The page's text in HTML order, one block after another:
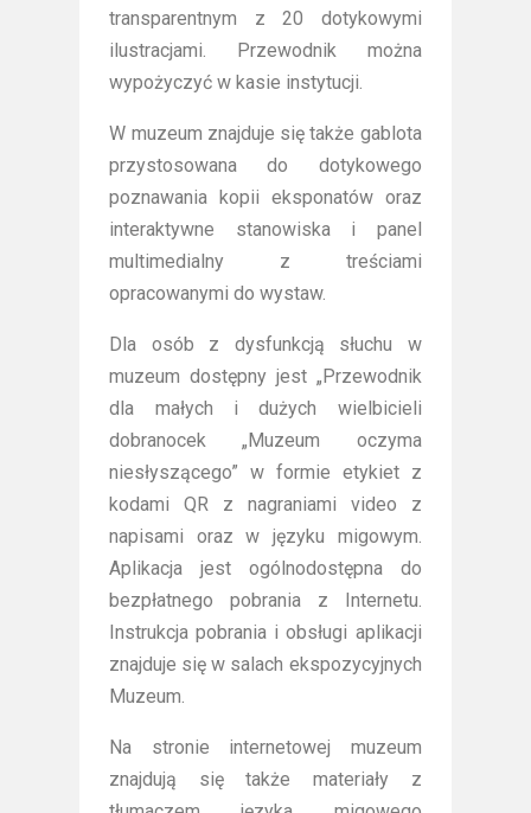
transparentnym z 20 dotykowymi
ilustracjami. Przewodnik można
wypożyczyć w kasie instytucji.
W muzeum znajduje się także gablota
przystosowana do dotykowego
poznawania kopii eksponatów oraz
interaktywne stanowiska i panel
multimedialny z treściami
opracowanymi do wystaw.
Dla osób z dysfunkcją słuchu w
muzeum dostępny jest „Przewodnik
dla małych i dużych wielbicieli
dobranocek „Muzeum oczyma
niesłyszącego” w formie etykiet z
kodami QR z nagraniami video z
napisami oraz w języku migowym.
Aplikacja jest ogólnodostępna do
bezpłatnego pobrania z Internetu.
Instrukcja pobrania i obsługi aplikacji
znajduje się w salach ekspozycyjnych
Muzeum.
Na stronie internetowej muzeum
znajdują się także materiały z